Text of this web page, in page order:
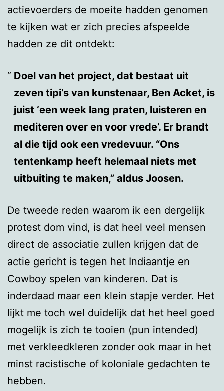
actievoerders de moeite hadden genomen
te kijken wat er zich precies afspeelde
hadden ze dit ontdekt:
Doel van het project, dat bestaat uit
zeven tipi’s van kunstenaar, Ben Acket, is
juist ‘een week lang praten, luisteren en
mediteren over en voor vrede’. Er brandt
al die tijd ook een vredevuur. “Ons
tentenkamp heeft helemaal niets met
uitbuiting te maken,” aldus Joosen.
De tweede reden waarom ik een dergelijk
protest dom vind, is dat heel veel mensen
direct de associatie zullen krijgen dat de
actie gericht is tegen het Indiaantje en
Cowboy spelen van kinderen. Dat is
inderdaad maar een klein stapje verder. Het
lijkt me toch wel duidelijk dat het heel goed
mogelijk is zich te tooien (pun intended)
met verkleedkleren zonder ook maar in het
minst racistische of koloniale gedachten te
hebben.